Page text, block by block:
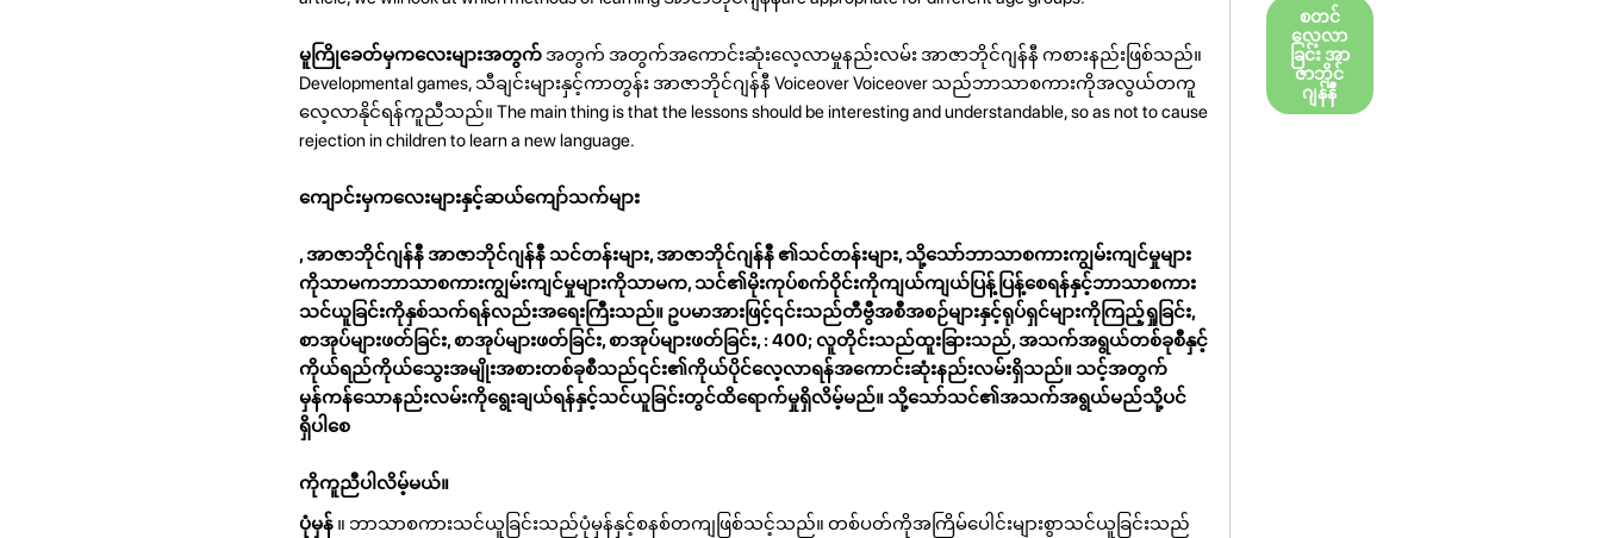
မူကြိုခေတ်မှကလေးများအတွက် အတွက် အတွက်အကောင်းဆုံးလေ့လာမှုနည်းလမ်း အာဇာဘိုင်ဂျန်နီ ကစားနည်းဖြစ်သည်။
Developmental games, သီချင်းများနှင့်ကာတွန်း အာဇာဘိုင်ဂျန်နီ Voiceover Voiceover သည်ဘာသာစကားကိုအလွယ်တကူ
လေ့လာနိုင်ရန်ကူညီသည်။ The main thing is that the lessons should be interesting and understandable, so as not to cause
rejection in children to learn a new language.
ကျောင်းမှကလေးများနှင့်ဆယ်ကျော်သက်များ
, အာဇာဘိုင်ဂျန်နီ အာဇာဘိုင်ဂျန်နီ သင်တန်းများ, အာဇာဘိုင်ဂျန်နီ ၏သင်တန်းများ, သို့သော်ဘာသာစကားကျွမ်းကျင်မှုများ
ကိုသာမကဘာသာစကားကျွမ်းကျင်မှုများကိုသာမက, သင်၏မိုးကုပ်စက်ဝိုင်းကိုကျယ်ကျယ်ပြန့်ပြန့်စေရန်နှင့်ဘာသာစကား
သင်ယူခြင်းကိုနှစ်သက်ရန်လည်းအရေးကြီးသည်။ ဥပမာအားဖြင့်၎င်းသည်တီဗွီအစီအစဉ်များနှင့်ရုပ်ရှင်များကိုကြည့်ရှုခြင်း,
စာအုပ်များဖတ်ခြင်း, စာအုပ်များဖတ်ခြင်း, စာအုပ်များဖတ်ခြင်း, : 400; လူတိုင်းသည်ထူးခြားသည်, အသက်အရွယ်တစ်ခုစီနှင့်
ကိုယ်ရည်ကိုယ်သွေးအမျိုးအစားတစ်ခုစီသည်၎င်း၏ကိုယ်ပိုင်လေ့လာရန်အကောင်းဆုံးနည်းလမ်းရှိသည်။ သင့်အတွက်
မှန်ကန်သောနည်းလမ်းကိုရွေးချယ်ရန်နှင့်သင်ယူခြင်းတွင်ထိရောက်မှုရှိလိမ့်မည်။ သို့သော်သင်၏အသက်အရွယ်မည်သို့ပင်
ရှိပါစေ
ကိုကူညီပါလိမ့်မယ်။
ပုံမှန် ။ ဘာသာစကားသင်ယူခြင်းသည်ပုံမှန်နှင့်စနစ်တကျဖြစ်သင့်သည်။ တစ်ပတ်ကိုအကြိမ်ပေါင်းများစွာသင်ယူခြင်းသည်
စတင်
လေ့လာ
ခြင်း အာ
ဇာဘိုင်
ဂျန်နီ